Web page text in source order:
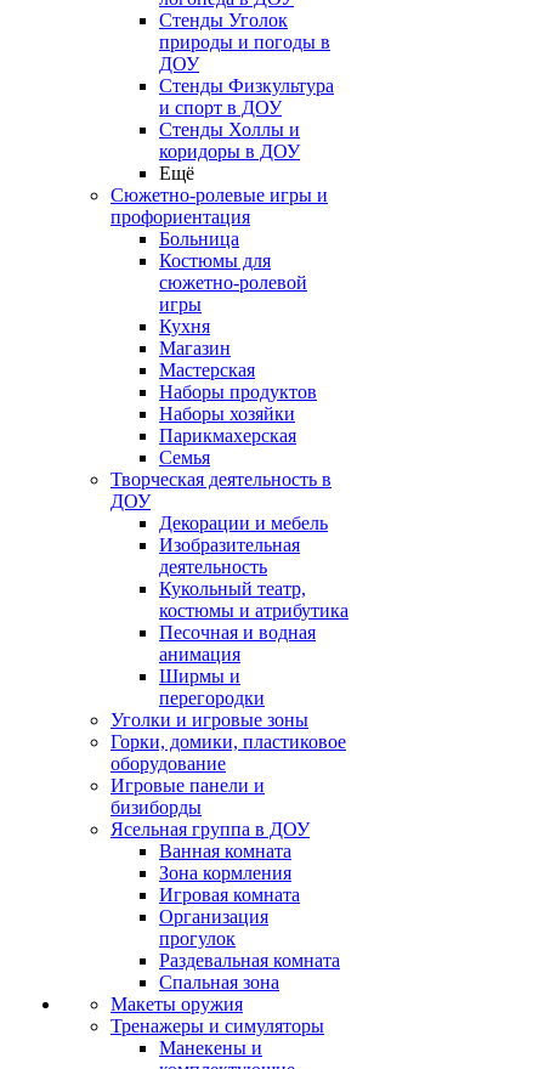
Стенды Уголок
природы и погоды в
ДОУ
Стенды Физкультура
и спорт в ДОУ
Стенды Холлы и
коридоры в ДОУ
Ещё
Сюжетно-ролевые игры и
профориентация
Больница
Костюмы для
сюжетно-ролевой
игры
Кухня
Магазин
Мастерская
Наборы продуктов
Наборы хозяйки
Парикмахерская
Семья
Творческая деятельность в
ДОУ
Декорации и мебель
Изобразительная
деятельность
Кукольный театр,
костюмы и атрибутика
Песочная и водная
анимация
Ширмы и
перегородки
Уголки и игровые зоны
Горки, домики, пластиковое
оборудование
Игровые панели и
бизиборды
Ясельная группа в ДОУ
Ванная комната
Зона кормления
Игровая комната
Организация
прогулок
Раздевальная комната
Спальная зона
Макеты оружия
Тренажеры и симуляторы
Манекены и